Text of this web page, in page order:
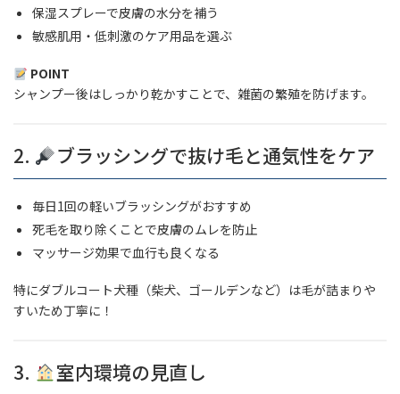
保湿スプレーで皮膚の水分を補う
敏感肌用・低刺激のケア用品を選ぶ
POINT
シャンプー後はしっかり乾かすことで、雑菌の繁殖を防げます。
2. ブラッシングで抜け毛と通気性をケア
毎日1回の軽いブラッシングがおすすめ
死毛を取り除くことで皮膚のムレを防止
マッサージ効果で血行も良くなる
特にダブルコート犬種（柴犬、ゴールデンなど）は毛が詰まりや
すいため丁寧に！
3. 室内環境の見直し